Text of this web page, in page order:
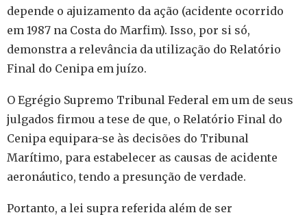
depende o ajuizamento da ação (acidente ocorrido
em 1987 na Costa do Marfim). Isso, por si só,
demonstra a relevância da utilização do Relatório
Final do Cenipa em juízo.
O Egrégio Supremo Tribunal Federal em um de seus
julgados firmou a tese de que, o Relatório Final do
Cenipa equipara-se às decisões do Tribunal
Marítimo, para estabelecer as causas de acidente
aeronáutico, tendo a presunção de verdade.
Portanto, a lei supra referida além de ser